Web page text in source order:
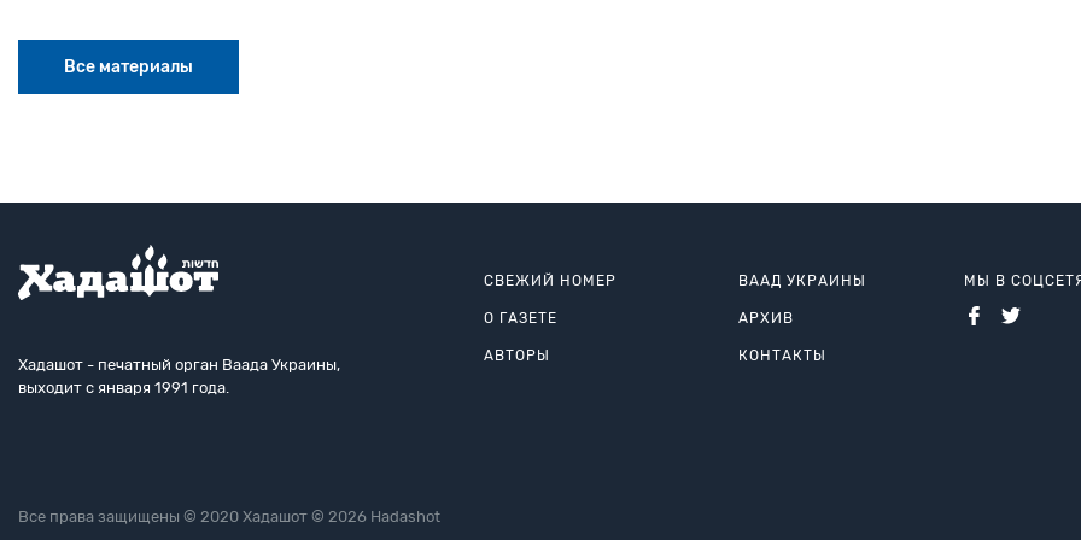
Все материалы
Хадашот - печатный орган Ваада Украины,
выходит с января 1991 года.
СВЕЖИЙ НОМЕР
О ГАЗЕТЕ
АВТОРЫ
ВААД УКРАИНЫ
АРХИВ
КОНТАКТЫ
МЫ В
Все права защищены © 2020 Хадашот © 2026 Hadashot